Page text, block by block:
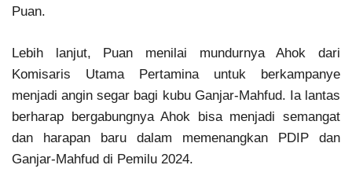
Puan.
Lebih lanjut, Puan menilai mundurnya Ahok dari
Komisaris Utama Pertamina untuk berkampanye
menjadi angin segar bagi kubu Ganjar-Mahfud. Ia lantas
berharap bergabungnya Ahok bisa menjadi semangat
dan harapan baru dalam memenangkan PDIP dan
Ganjar-Mahfud di Pemilu 2024.